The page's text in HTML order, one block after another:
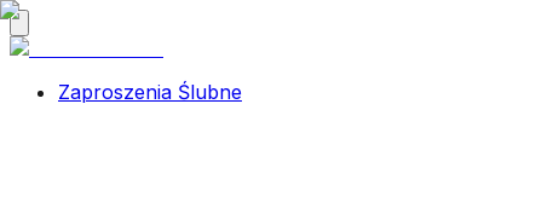
Zaproszenia Ślubne